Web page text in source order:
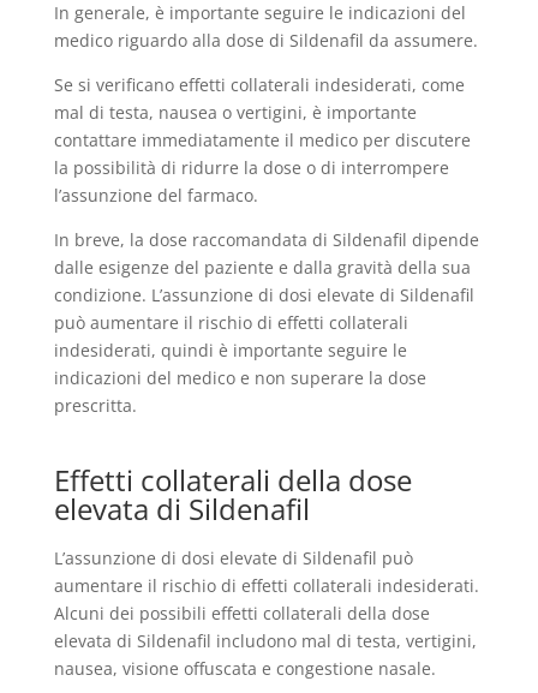
In generale, è importante seguire le indicazioni del
medico riguardo alla dose di Sildenafil da assumere.
Se si verificano effetti collaterali indesiderati, come
mal di testa, nausea o vertigini, è importante
contattare immediatamente il medico per discutere
la possibilità di ridurre la dose o di interrompere
l’assunzione del farmaco.
In breve, la dose raccomandata di Sildenafil dipende
dalle esigenze del paziente e dalla gravità della sua
condizione. L’assunzione di dosi elevate di Sildenafil
può aumentare il rischio di effetti collaterali
indesiderati, quindi è importante seguire le
indicazioni del medico e non superare la dose
prescritta.
Effetti collaterali della dose
elevata di Sildenafil
L’assunzione di dosi elevate di Sildenafil può
aumentare il rischio di effetti collaterali indesiderati.
Alcuni dei possibili effetti collaterali della dose
elevata di Sildenafil includono mal di testa, vertigini,
nausea, visione offuscata e congestione nasale.